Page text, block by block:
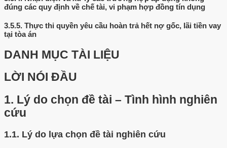
đúng các quy định về chế tài, vi phạm hợp đồng tín dụng
3.5.5. Thực thi quyền yêu cầu hoàn trả hết nợ gốc, lãi tiền vay
tại tòa án
DANH MỤC TÀI LIỆU
LỜI NÓI ĐẦU
1. Lý do chọn đề tài – Tình hình nghiên
cứu
1.1. Lý do lựa chọn đề tài nghiên cứu